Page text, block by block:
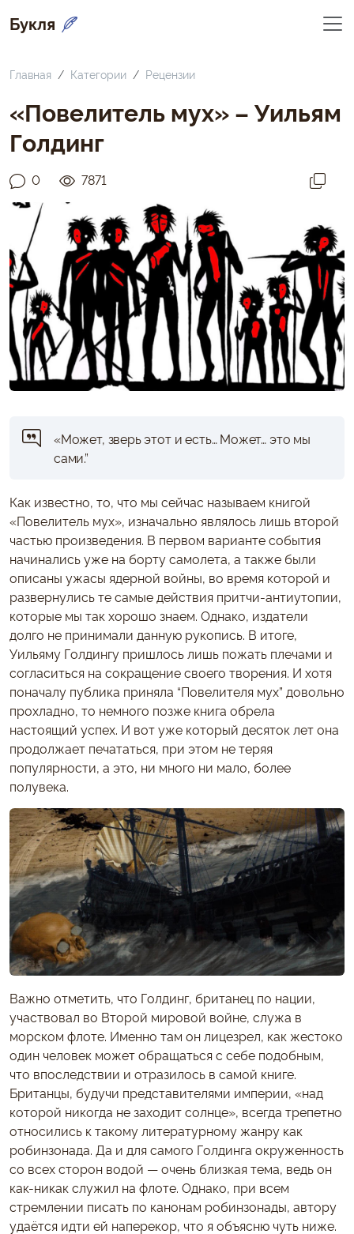
Букля
Главная Категории Рецензии
«Повелитель мух» – Уильям
Голдинг
0 7871
«Может, зверь этот и есть… Может… это мы
сами.”
Как известно, то, что мы сейчас называем книгой
«Повелитель мух», изначально являлось лишь второй
частью произведения. В первом варианте события
начинались уже на борту самолета, а также были
описаны ужасы ядерной войны, во время которой и
развернулись те самые действия притчи-антиутопии,
которые мы так хорошо знаем. Однако, издатели
долго не принимали данную рукопись. В итоге,
Уильяму Голдингу пришлось лишь пожать плечами и
согласиться на сокращение своего творения. И хотя
поначалу публика приняла “Повелителя мух” довольно
прохладно, то немного позже книга обрела
настоящий успех. И вот уже который десяток лет она
продолжает печататься, при этом не теряя
популярности, а это, ни много ни мало, более
полувека.
Важно отметить, что Голдинг, британец по нации,
участвовал во Второй мировой войне, служа в
морском флоте. Именно там он лицезрел, как жестоко
один человек может обращаться с себе подобным,
что впоследствии и отразилось в самой книге.
Британцы, будучи представителями империи, «над
которой никогда не заходит солнце», всегда трепетно
относились к такому литературному жанру как
робинзонада. Да и для самого Голдинга окруженность
со всех сторон водой — очень близкая тема, ведь он
как-никак служил на флоте. Однако, при всем
стремлении писать по канонам робинзонады, автору
удаётся идти ей наперекор, что я объясню чуть ниже.